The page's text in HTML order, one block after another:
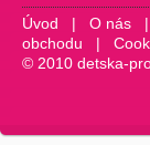
Úvod | O nás
obchodu |
© 2010 detska-